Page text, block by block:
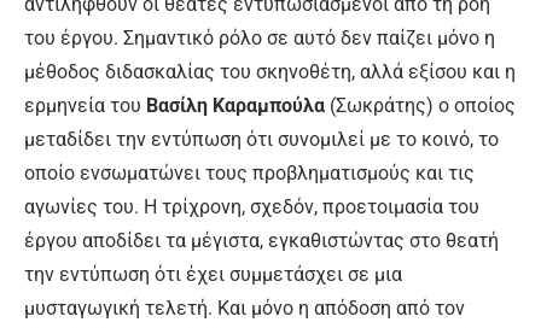
του έργου. Σημαντικό ρόλο σε αυτό δεν παίζει μόνο η
μέθοδος διδασκαλίας του σκηνοθέτη, αλλά εξίσου και η
ερμηνεία του Βασίλη Καραμπούλα (Σωκράτης) ο οποίος
μεταδίδει την εντύπωση ότι συνομιλεί με το κοινό, το
οποίο ενσωματώνει τους προβληματισμούς και τις
αγωνίες του. Η τρίχρονη, σχεδόν, προετοιμασία του
έργου αποδίδει τα μέγιστα, εγκαθιστώντας στο θεατή
την εντύπωση ότι έχει συμμετάσχει σε μια
μυσταγωγική τελετή. Και μόνο η απόδοση από τον